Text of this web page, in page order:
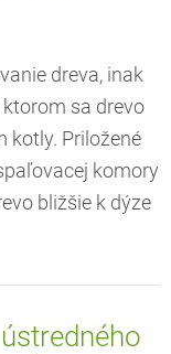
dreva, inak
sa drevo
kotly. Priložené
komory
bližšie k dýze